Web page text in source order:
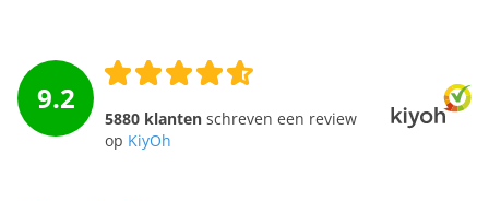
9.2
5880 klanten schreven een review
op KiyOh